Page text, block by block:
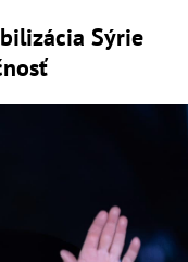
Sýrie